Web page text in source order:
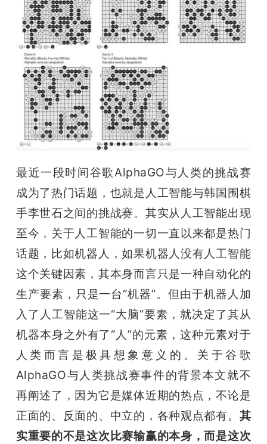
开
课
活
动
中
GAIR
专
题
爱
机
最近一段时间谷歌AlphaGO与人类的挑战赛
成为了热门话题，也就是人工智能与韩国围棋
手李世石之间的挑战赛。其实从人工智能出现
至今，关于人工智能的一切一直以来都是热门
话题，比如机器人，如果机器人没有人工智能
这个关键因素，其本身而言只是一种自动化的
生产要素，只是一台“机器”。但由于机器人加
入了人工智能这一“大脑”要素，就决定了其从
机器本身之外有了“人”的元素，这种元素对于
人类而言是极具想象意义的。关于谷歌
AlphaGO与人类挑战赛事件的背景本文就不
再阐述了，因为它是媒体近期的热点，不论是
正面的、反面的、中立的，各种观点都有。 其
实重要的不是这次比赛输赢的本身，而是这次